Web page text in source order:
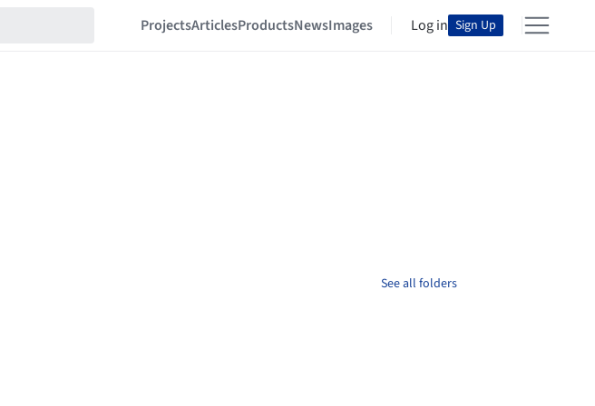
ProjectsArticlesProductsNewsImages Log in Sign Up
See all folders